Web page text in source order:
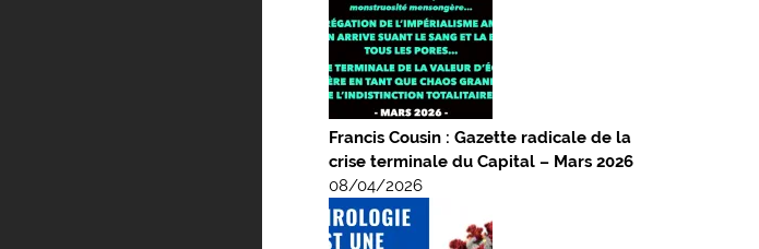
Francis Cousin : Gazette radicale de la
crise terminale du Capital – Mars 2026
08/04/2026